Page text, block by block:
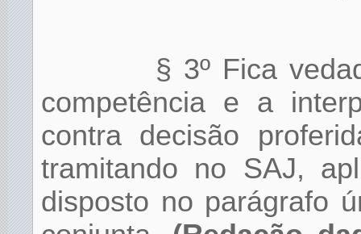
§ 3º Fica
competência e a
contra decisão
tramitando no SAJ,
disposto no parágrafo